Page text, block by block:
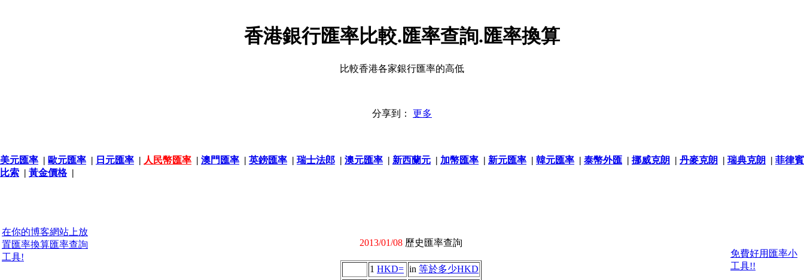
香港銀行匯率比較.匯率查詢.匯率換算
比較香港各家銀行匯率的高低
分享到： 更多
美元匯率 | 歐元匯率 | 日元匯率 | 人民幣匯率 | 澳門匯率 | 英鎊匯率 | 瑞士法郎 | 澳元匯率 | 新西蘭元 | 加幣匯率 | 新元匯率 | 韓元匯率 | 泰幣外匯 | 挪威克朗 | 丹麥克朗 | 瑞典克朗 | 菲律賓
比索 | 黃金價格|
在你的博客網站上放
置匯率換算匯率查詢
工具!
2013/01/08 歷史匯率查詢
1 HKD= in 等於多少HKD
免費好用匯率小
工具!!